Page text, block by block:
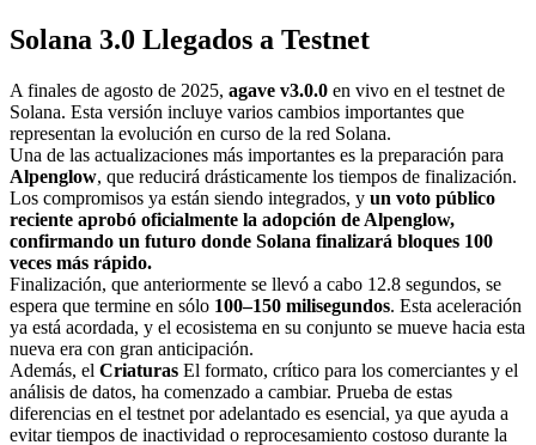
Solana 3.0 Llegados a Testnet
A finales de agosto de 2025, agave v3.0.0 en vivo en el testnet de
Solana. Esta versión incluye varios cambios importantes que
representan la evolución en curso de la red Solana.
Una de las actualizaciones más importantes es la preparación para
Alpenglow, que reducirá drásticamente los tiempos de finalización.
Los compromisos ya están siendo integrados, y un voto público
reciente aprobó oficialmente la adopción de Alpenglow,
confirmando un futuro donde Solana finalizará bloques 100
veces más rápido.
Finalización, que anteriormente se llevó a cabo 12.8 segundos, se
espera que termine en sólo 100–150 milisegundos. Esta aceleración
ya está acordada, y el ecosistema en su conjunto se mueve hacia esta
nueva era con gran anticipación.
Además, el Criaturas El formato, crítico para los comerciantes y el
análisis de datos, ha comenzado a cambiar. Prueba de estas
diferencias en el testnet por adelantado es esencial, ya que ayuda a
evitar tiempos de inactividad o reprocesamiento costoso durante la